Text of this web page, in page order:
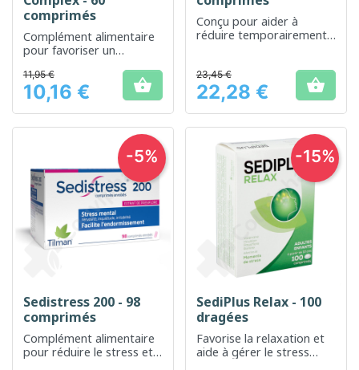
comprimés
Complément alimentaire
pour favoriser un
Prix
11,95 €
10,16 € 
Conçu pour aider à
réduire temporairement
Prix
23,45 €
22,28 € 
Sedistress 200 - 98
comprimés
Complément alimentaire
pour réduire le stress et
-5%
SediPlus Relax - 100
dragées
Favorise la relaxation et
aide à gérer le stress
-15%